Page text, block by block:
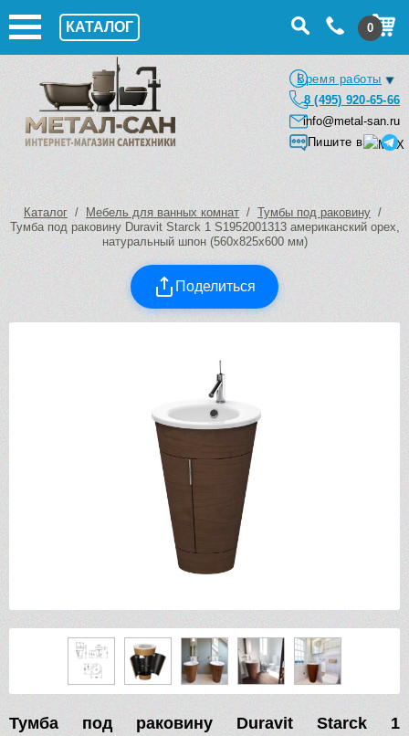
КАТАЛОГ 0
Время работы
8 (495) 920-65-66
info@metal-san.ru
Пишите в
Каталог / Мебель для ванных комнат / Тумбы под раковину /
Тумба под раковину Duravit Starck 1 S1952001313 американский орех,
натуральный шпон (560х825х600 мм)
Поделиться
Тумба под раковину Duravit Starck 1